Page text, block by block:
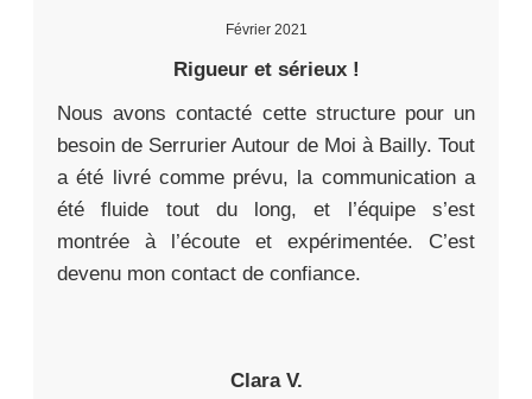
Février 2021
Rigueur et sérieux !
Nous avons contacté cette structure pour un
besoin de Serrurier Autour de Moi à Bailly. Tout
a été livré comme prévu, la communication a
été fluide tout du long, et l’équipe s’est
montrée à l’écoute et expérimentée. C’est
devenu mon contact de confiance.
Clara V.